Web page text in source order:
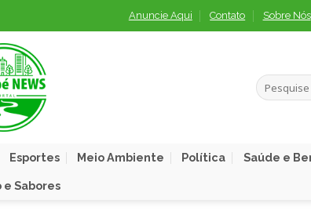
Anuncie Aqui Contato Sobre Nós
Esportes Meio Ambiente Política Saúde e
e Sabores